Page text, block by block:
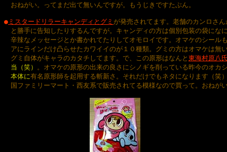
おねがい。ってまだ出て無いんですが。もうじきですたぶん。
● ミスタードリラーキャンディとグミ が発売されてます。老舗のカンロさ
と勝手に告知したりするんですが。キャンディの方は個別包装の袋にな
辛辣なメッセージとか書かれてたりしてオモロイです。オマケのシール
アにラインだけ凸らせたカワイイのが１０種類。グミの方はオマケは無
グミ自体がキャラのカタチしてます。で、この原形はなんと 東海村原八
当（笑）
。オマケの原形の出来の良さにシノギを削っている昨今のオカ
本体に有名原形師を起用する斬新さ。それだけでもネタになります（笑
国ファミリーマート・西友系で販売されてる模様なので買って。おねが